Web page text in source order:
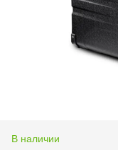
В наличии